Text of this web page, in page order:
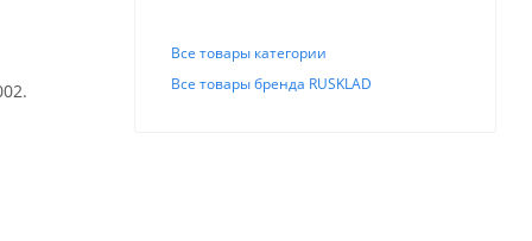
Все товары категории
Все товары бренда RUSKLAD